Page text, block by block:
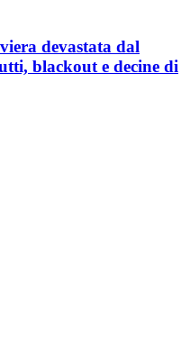
devastata dal
blackout e decine di